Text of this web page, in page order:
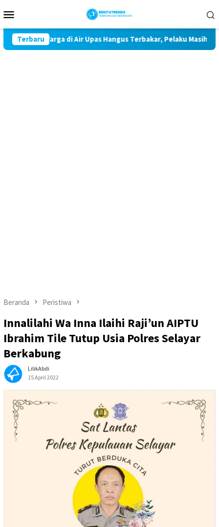
ke
Mobile
Terbaru
Warga di Air Upas Hangus Terbakar, Pelaku Masih Buron
Beranda Peristiwa
Innalilahi Wa Inna Ilaihi Raji’un AIPTU
Ibrahim Tile Tutup Usia Polres Selayar
Berkabung
LilikAbdi
15 April 2022